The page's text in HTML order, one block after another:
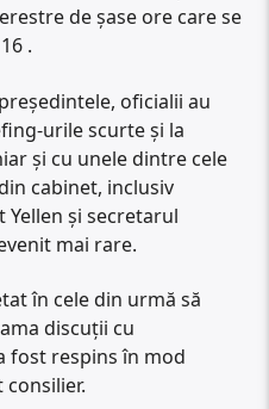
de șase ore care se
.
oficialii au
urile scurte și la
și cu unele dintre cele
cabinet, inclusiv
Yellen și secretarul
mai rare.
în cele din urmă să
discuții cu
fost respins în mod